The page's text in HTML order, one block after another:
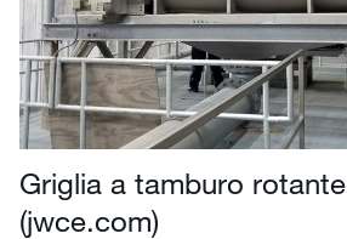
Griglia a tamburo rotante
(jwce.com)